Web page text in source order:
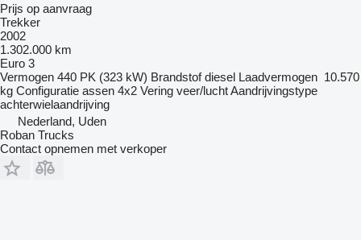
Prijs op aanvraag
Trekker
2002
1.302.000 km
Euro 3
Vermogen 440 PK (323 kW) Brandstof diesel Laadvermogen 10.570
kg Configuratie assen 4x2 Vering veer/luchtAandrijvingstype
achterwielaandrijving
Nederland, Uden
Roban Trucks
Contact opnemen met verkoper